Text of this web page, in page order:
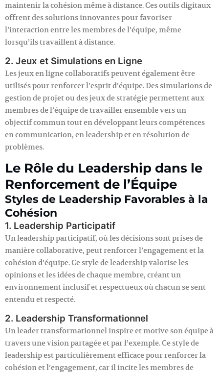
maintenir la cohésion même à distance. Ces outils digitaux
offrent des solutions innovantes pour favoriser
l’interaction entre les membres de l’équipe, même
lorsqu’ils travaillent à distance.
2. Jeux et Simulations en Ligne
Les jeux en ligne collaboratifs peuvent également être
utilisés pour renforcer l’esprit d’équipe. Des simulations de
gestion de projet ou des jeux de stratégie permettent aux
membres de l’équipe de travailler ensemble vers un
objectif commun tout en développant leurs compétences
en communication, en leadership et en résolution de
problèmes.
Le Rôle du Leadership dans le
Renforcement de l’Équipe
Styles de Leadership Favorables à la
Cohésion
1. Leadership Participatif
Un leadership participatif, où les décisions sont prises de
manière collaborative, peut renforcer l’engagement et la
cohésion d’équipe. Ce style de leadership valorise les
opinions et les idées de chaque membre, créant un
environnement inclusif et respectueux où chacun se sent
entendu et respecté.
2. Leadership Transformationnel
Un leader transformationnel inspire et motive son équipe à
travers une vision partagée et par l’exemple. Ce style de
leadership est particulièrement efficace pour renforcer la
cohésion et l’engagement, car il incite les membres de